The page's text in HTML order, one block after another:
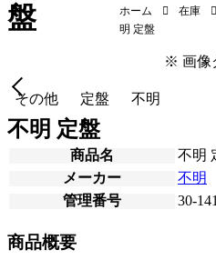
盤
ホーム 在庫
明 定盤
※ 画像
その他 定盤 不明
不明 定盤
商品名
不明
メーカー
不明
管理番号
30-
商品概要